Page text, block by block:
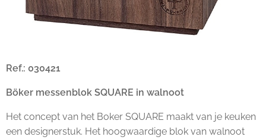
Ref.: 030421
Böker messenblok SQUARE in walnoot
Het concept van het Boker SQUARE maakt van je keuken
een designerstuk. Het hoogwaardige blok van walnoot